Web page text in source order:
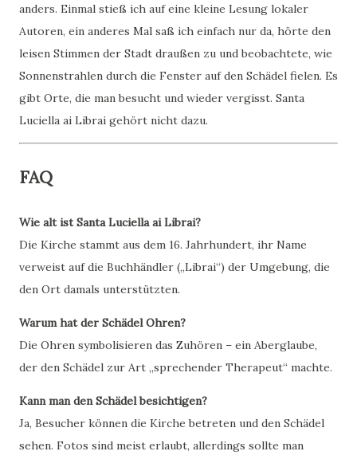
anders. Einmal stieß ich auf eine kleine Lesung lokaler
Autoren, ein anderes Mal saß ich einfach nur da, hörte den
leisen Stimmen der Stadt draußen zu und beobachtete, wie
Sonnenstrahlen durch die Fenster auf den Schädel fielen. Es
gibt Orte, die man besucht und wieder vergisst. Santa
Luciella ai Librai gehört nicht dazu.
FAQ
Wie alt ist Santa Luciella ai Librai?
Die Kirche stammt aus dem 16. Jahrhundert, ihr Name
verweist auf die Buchhändler („Librai“) der Umgebung, die
den Ort damals unterstützten.
Warum hat der Schädel Ohren?
Die Ohren symbolisieren das Zuhören – ein Aberglaube,
der den Schädel zur Art „sprechender Therapeut“ machte.
Kann man den Schädel besichtigen?
Ja, Besucher können die Kirche betreten und den Schädel
sehen. Fotos sind meist erlaubt, allerdings sollte man